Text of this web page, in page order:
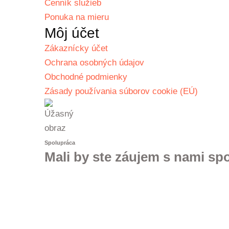
Cenník služieb
Ponuka na mieru
Môj účet
Zákaznícky účet
Ochrana osobných údajov
Obchodné podmienky
Zásady používania súborov cookie (EÚ)
Spolupráca
Mali by ste záujem s nami